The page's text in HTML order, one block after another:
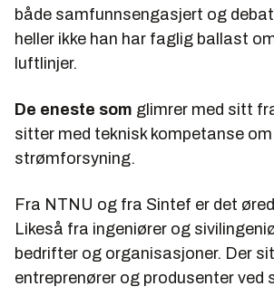
både samfunnsengasjert og
heller ikke han har faglig ballast
luftlinjer.
De eneste som glimrer med sitt
sitter med teknisk kompetanse om
strømforsyning.
Fra NTNU og fra Sintef er det
Likeså fra ingeniører og
bedrifter og organisasjoner. Der
entreprenører og produsenter ved